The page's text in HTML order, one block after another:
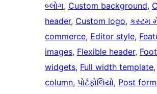
બ્લોગ, Custom background,
header, Custom logo, કસ્ટમ
commerce, Editor style,
images, Flexible header,
widgets, Full width template,
column, પોર્ટફોલિયો, Post